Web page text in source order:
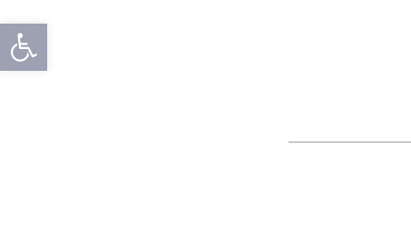
Otwórz pasek narzędzi